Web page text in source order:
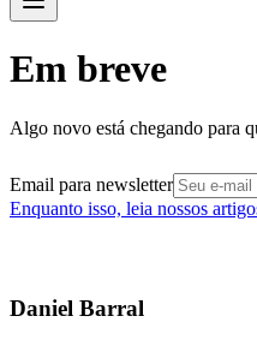
Em breve
Algo novo está chegando para
Email para newsletter
Enquanto isso, leia nossos
Daniel Barral